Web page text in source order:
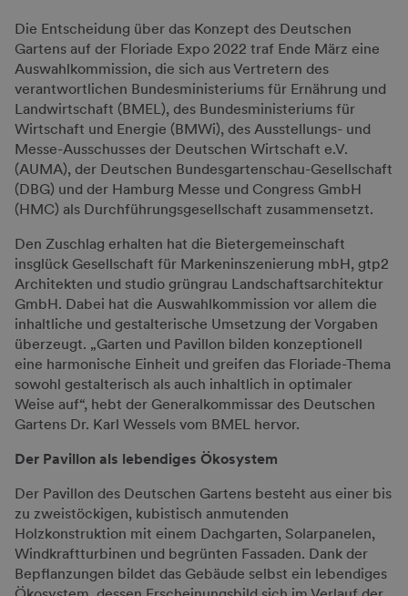
Die Entscheidung über das Konzept des Deutschen
Gartens auf der Floriade Expo 2022 traf Ende März eine
Auswahlkommission, die sich aus Vertretern des
verantwortlichen Bundesministeriums für Ernährung und
Landwirtschaft (BMEL), des Bundesministeriums für
Wirtschaft und Energie (BMWi), des Ausstellungs- und
Messe-Ausschusses der Deutschen Wirtschaft e.V.
(AUMA), der Deutschen Bundesgartenschau-Gesellschaft
(DBG) und der Hamburg Messe und Congress GmbH
(HMC) als Durchführungsgesellschaft zusammensetzt.
Den Zuschlag erhalten hat die Bietergemeinschaft
insglück Gesellschaft für Markeninszenierung mbH, gtp2
Architekten und studio grüngrau Landschaftsarchitektur
GmbH. Dabei hat die Auswahlkommission vor allem die
inhaltliche und gestalterische Umsetzung der Vorgaben
überzeugt. „Garten und Pavillon bilden konzeptionell
eine harmonische Einheit und greifen das Floriade-Thema
sowohl gestalterisch als auch inhaltlich in optimaler
Weise auf“, hebt der Generalkommissar des Deutschen
Gartens Dr. Karl Wessels vom BMEL hervor.
Der Pavillon als lebendiges Ökosystem
Der Pavillon des Deutschen Gartens besteht aus einer bis
zu zweistöckigen, kubistisch anmutenden
Holzkonstruktion mit einem Dachgarten, Solarpanelen,
Windkraftturbinen und begrünten Fassaden. Dank der
Bepflanzungen bildet das Gebäude selbst ein lebendiges